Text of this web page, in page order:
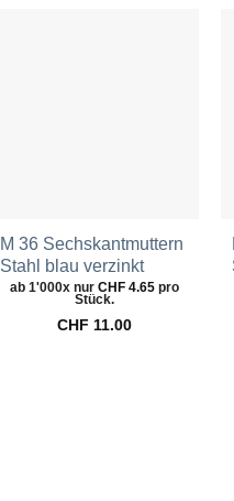
M 36 Sechskantmuttern
Stahl blau verzinkt
ab 1'000x nur CHF4.65pro
Stück.
CHF 11.00